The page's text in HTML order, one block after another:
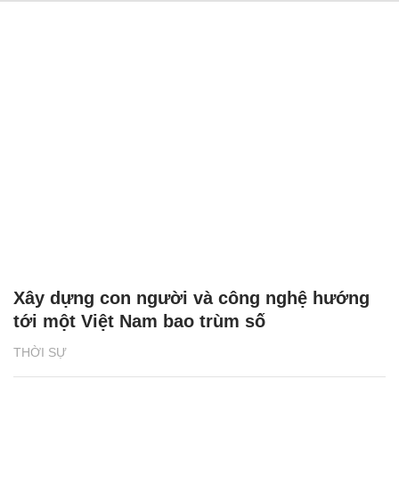
THỜI SỰ
Xây dựng con người và công nghệ hướng
tới một Việt Nam bao trùm số